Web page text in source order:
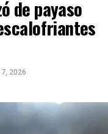
de payaso
2026